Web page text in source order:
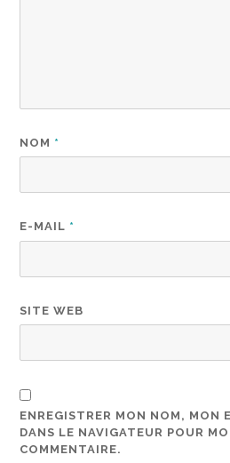
NOM *
E-MAIL *
SITE WEB
ENREGISTRER MON NOM, MON
DANS LE NAVIGATEUR POUR
COMMENTAIRE.